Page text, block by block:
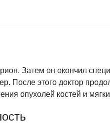
Затем он окончил
После этого доктор
опухолей костей и